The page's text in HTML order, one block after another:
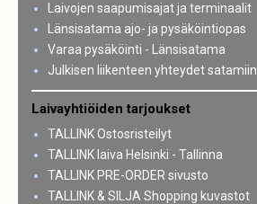
Laivojen saapumisajat ja terminaalit
Länsisatama ajo- ja pysäköintiopas
Varaa pysäköinti - Länsisatama
Julkisen liikenteen yhteydet satamiin
Laivayhtiöiden tarjoukset
TALLINK Ostosristeilyt
TALLINK laiva Helsinki - Tallinna
TALLINK PRE-ORDER sivusto
TALLINK & SILJA Shopping kuvastot